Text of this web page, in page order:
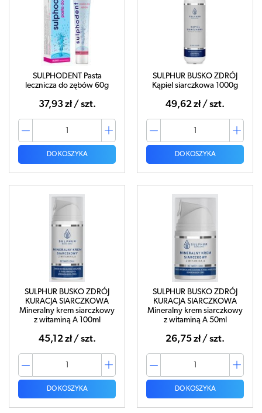
SULPHODENT Pasta
lecznicza do zębów 60g
37,93 zł / szt.
DO KOSZYKA
SULPHUR BUSKO ZDRÓJ
Kąpiel siarczkowa 1000g
49,62 zł / szt.
DO KOSZYKA
SULPHUR BUSKO ZDRÓJ
KURACJA SIARCZKOWA
Mineralny krem siarczkowy
z witaminą A 100ml
45,12 zł / szt.
DO KOSZYKA
SULPHUR BUSKO ZDRÓJ
KURACJA SIARCZKOWA
Mineralny krem siarczkowy
z witaminą A 50ml
26,75 zł / szt.
DO KOSZYKA